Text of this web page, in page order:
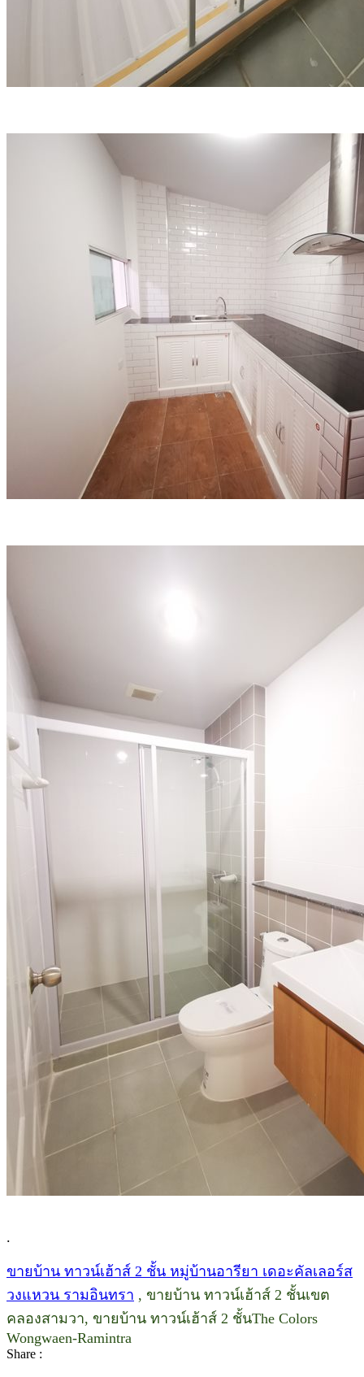
.
ขายบ้าน ทาวน์เฮ้าส์ 2 ชั้น หมู่บ้านอารียา เดอะคัลเลอร์ส
วงแหวน รามอินทรา , ขายบ้าน ทาวน์เฮ้าส์ 2 ชั้นเขต
คลองสามวา, ขายบ้าน ทาวน์เฮ้าส์ 2 ชั้นThe Colors
Wongwaen-Ramintra
Share :